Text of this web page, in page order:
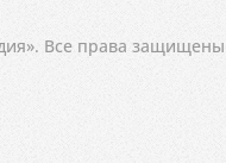
Все права